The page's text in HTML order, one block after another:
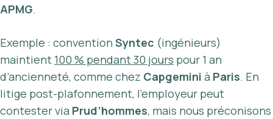
APMG.
Exemple : convention Syntec (ingénieurs)
maintient 100 % pendant 30 jours pour 1 an
d’ancienneté, comme chez Capgemini à Paris. En
litige post-plafonnement, l’employeur peut
contester via Prud’hommes, mais nous préconisons